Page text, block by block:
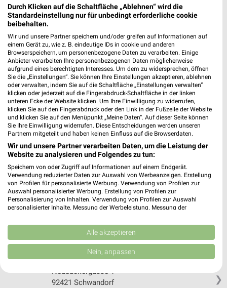
Denns BioMarkt Regensburg
Kumpfmühler Str. 8
Heute 08:00 - 20:00 Uhr | Geschlossen
400,79 km • Angebote: 1 Prospekt
Denns BioMarkt Regensburg
Franz-von-Taxis-Ring 51
93049 Regensburg
Heute 08:00 - 19:00 Uhr | Geschlossen
401,33 km • Angebote: 1 Prospekt
Denns BioMarkt Schwandorf
Regensburger Str. 65
92421 Schwandorf
368,04 km • Angebote: 1 Prospekt
❯
Haus der Gesundheit Zwick Schwandorf
Neubäckergasse 1
92421 Schwandorf
Durch Klicken auf die Schaltfläche „Ablehnen“ wird die
Standardeinstellung nur für unbedingt erforderliche cookie
beibehalten.
Wir und unsere Partner speichern und/oder greifen auf Informationen auf
einem Gerät zu, wie z. B. eindeutige IDs in cookie und anderen
Browserspeichern, um personenbezogene Daten zu verarbeiten. Einige
Anbieter verarbeiten Ihre personenbezogenen Daten möglicherweise
aufgrund eines berechtigten Interesses. Um dem zu widersprechen, öffnen
Sie die „Einstellungen“. Sie können Ihre Einstellungen akzeptieren, ablehnen
oder verwalten, indem Sie auf die Schaltfläche „Einstellungen verwalten“
klicken oder jederzeit auf die Fingerabdruck-Schaltfläche in der linken
unteren Ecke der Website klicken. Um Ihre Einwilligung zu widerrufen,
klicken Sie auf den Fingerabdruck oder den Link in der Fußzeile der Website
und klicken Sie auf den Menüpunkt „Meine Daten“. Auf dieser Seite können
Sie Ihre Einwilligung widerrufen. Diese Entscheidungen werden unseren
Partnern mitgeteilt und haben keinen Einfluss auf die Browserdaten.
Wir und unsere Partner verarbeiten Daten, um die Leistung der
Website zu analysieren und Folgendes zu tun:
Speichern von oder Zugriff auf Informationen auf einem Endgerät.
Verwendung reduzierter Daten zur Auswahl von Werbeanzeigen. Erstellung
von Profilen für personalisierte Werbung. Verwendung von Profilen zur
Auswahl personalisierter Werbung. Erstellung von Profilen zur
Personalisierung von Inhalten. Verwendung von Profilen zur Auswahl
personalisierter Inhalte. Messung der Werbeleistung. Messung der
Kombinationen von Daten aus verschiedenen Quellen. Entwicklung und
Verbesserung der Angebote. Verwendung reduzierter Daten zur Auswahl
von Inhalten.
Daten können außerhalb der Europäischen Union weitergegeben und in die
Website/App.
Alle akzeptieren
Nein, anpassen